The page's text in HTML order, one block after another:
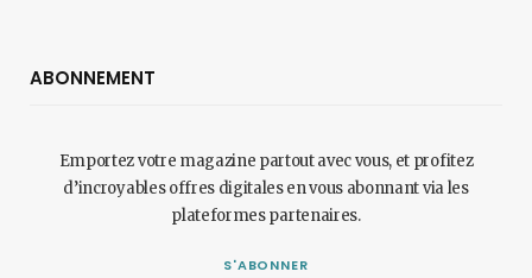
ABONNEMENT
Emportez votre magazine partout avec vous, et profitez
d’incroyables offres digitales en vous abonnant via les
plateformes partenaires.
S'ABONNER